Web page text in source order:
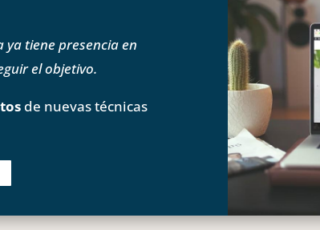
tiene presencia en
el objetivo.
de nuevas técnicas